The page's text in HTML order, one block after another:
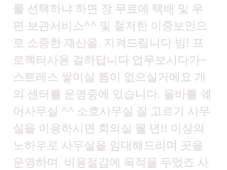
를 선택하냐 하면 장 무료에 택배 및 우
편 보관서비스^^ 및 철저한 이중보안으
로 소중한 재산을. 지켜드립니다 빔! 프
로젝터사용 걸하답니다 업무보시다가~
스트레스 쌓이실 틈이 없으실거에요 개
의 센터를 운영중에 있습니다. 올바를 쉐
어사무실 ^^ 소호사무실 잘 고르기 사무
실을 이용하시면 회의실 월 년!! 이상의
노하우로 사무실을 임대해드리며 곳을
운영하며. 비용절감에 목적을 두었죠 사